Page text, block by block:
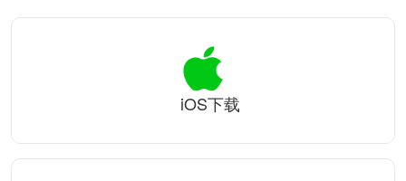
iOS下载